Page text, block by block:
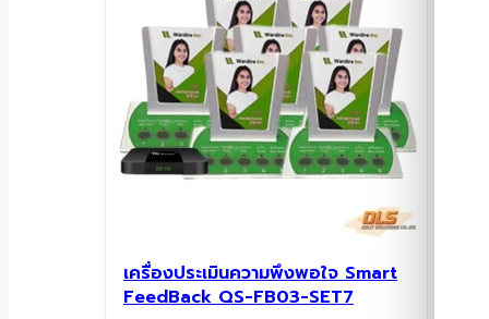
เครื่องประเมินความพึงพอใจ Smart
FeedBack QS-FB03-SET7